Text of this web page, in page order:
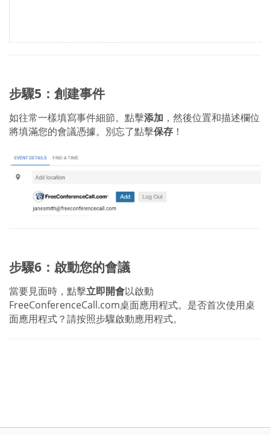
步驟5：創建事件
如往常一樣填寫事件細節。點擊添加 ，然後位置和描述欄位
將填滿您的會議憑據。別忘了點擊保存 ！
步驟6：啟動您的會議
當要見面時，點擊立即開會以啟動
FreeConferenceCall.com桌面應用程式。是否首次使用桌
面應用程式？請按照步驟啟動應用程式。